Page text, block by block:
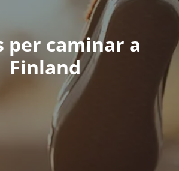
per caminar a
Finland